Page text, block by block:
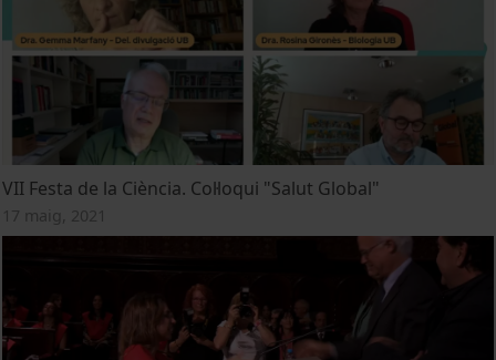
VII Festa de la Ciència. Col·loqui "Salut Global"
17 maig, 2021